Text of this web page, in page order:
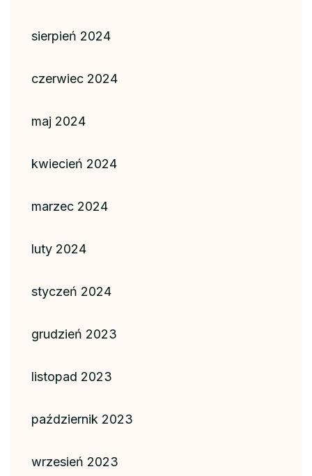
sierpień 2024
czerwiec 2024
maj 2024
kwiecień 2024
marzec 2024
luty 2024
styczeń 2024
grudzień 2023
listopad 2023
październik 2023
wrzesień 2023